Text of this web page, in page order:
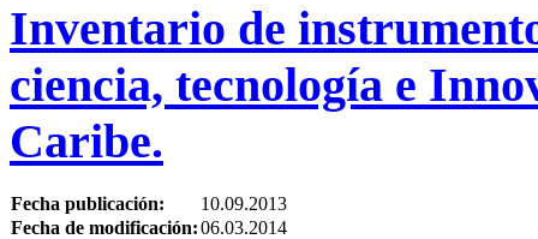
Inventario de
ciencia, tecnología e
Caribe.
Fecha publicación:
10.09.2013
Fecha de modificación:06.03.2014